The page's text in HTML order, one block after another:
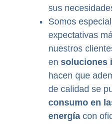
sus
Somos
expectativas
nuestros
en soluciones
hacen que
de calidad se
consumo en
energíacon